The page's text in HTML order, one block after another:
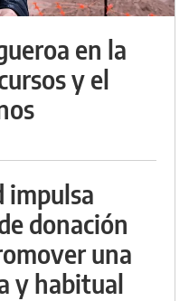
en la
y el
impulsa
donación
una
y habitual